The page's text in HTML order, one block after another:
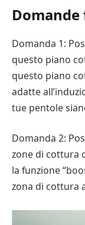
Domanda 1:
questo piano
questo piano
adatte
tue pentole
Domanda 2:
zone di cottura
la funzione
zona di cottura